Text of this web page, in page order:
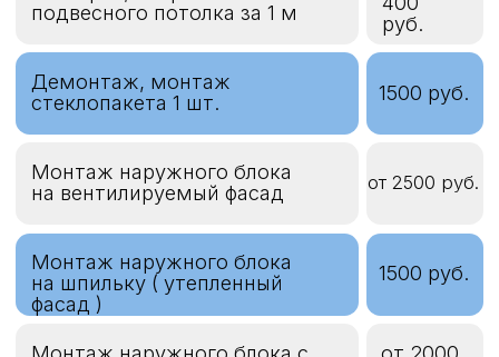
Сумма
Пон. коэффициент по
блоков (от 6 единиц)